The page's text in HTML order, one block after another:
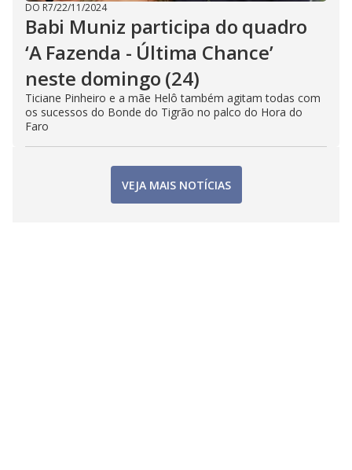
DO R7/22/11/2024
Babi Muniz participa do quadro
‘A Fazenda - Última Chance’
neste domingo (24)
Ticiane Pinheiro e a mãe Helô também agitam todas com
os sucessos do Bonde do Tigrão no palco do Hora do
Faro
VEJA MAIS NOTÍCIAS